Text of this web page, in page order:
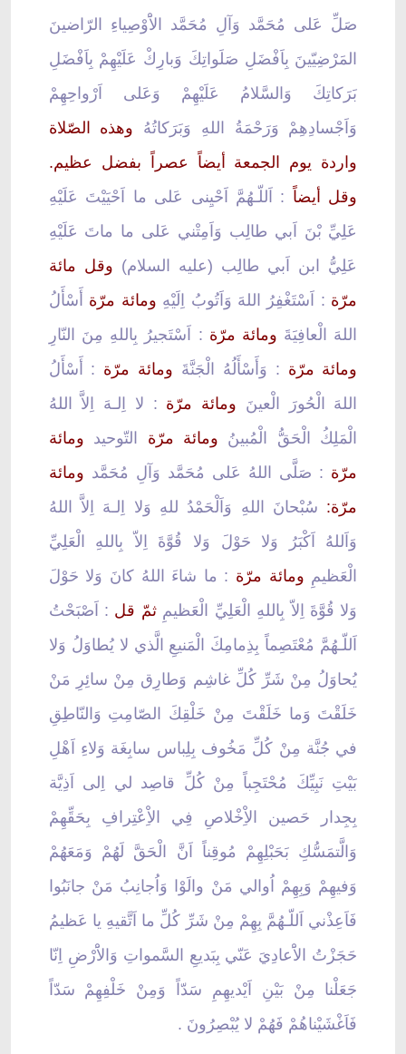
صَلِّ عَلى مُحَمَّد وَآلِ مُحَمَّد الاَْوْصِياءِ الرّاضينَ
المَرْضِيّينَ بِاَفْضَلِ صَلَواتِكَ وَبارِكْ عَلَيْهِمْ بِاَفْضَلِ
بَرَكاتِكَ وَالسَّلامُ عَلَيْهِمْ وَعَلى اَرْواحِهِمْ
وَاَجْسادِهِمْ وَرَحْمَةُ اللهِ وَبَرَكاتُهُ وهذه الصّلاة
واردة يوم الجمعة أيضاً عصراً بفضل عظيم.
وقل أيضاً : اَللّـهُمَّ اَحْيِنى عَلى ما اَحْيَيْتَ عَلَيْهِ
عَلِيِّ بْنَ اَبي طالِب وَاَمِتْني عَلى ما ماتَ عَلَيْهِ
عَلِيُّ ابن اَبي طالِب (عليه السلام) وقل مائة
مرّة : اَسْتَغْفِرُ اللهَ وَاَتُوبُ اِلَيْهِ ومائة مرّة أَسْأَلُ
اللهَ الْعافِيَةَ ومائة مرّة : اَسْتَجيرُ بِاللهِ مِنَ النّارِ
ومائة مرّة : وَأَسْأَلُهُ الْجَنَّةَ ومائة مرّة : أَسْأَلُ
اللهَ الْحُورَ الْعينَ ومائة مرّة : لا اِلـهَ اِلاَّ اللهُ
الْمَلِكُ الْحَقُّ الْمُبينُ ومائة مرّة التّوحيد ومائة
مرّة : صَلَّى اللهُ عَلى مُحَمَّد وَآلِ مُحَمَّد ومائة
مرّة: سُبْحانَ اللهِ وَاَلْحَمْدُ للهِ وَلا اِلـهَ اِلاَّ اللهُ
وَاَللهُ اَكْبَرُ وَلا حَوْلَ وَلا قُوَّةَ اِلاّ بِاللهِ الْعَلِيِّ
الْعَظيمِ ومائة مرّة : ما شاءَ اللهُ كانَ وَلا حَوْلَ
وَلا قُوَّةَ اِلاّ بِاللهِ الْعَلِيِّ الْعَظيمِ ثمّ قل : اَصْبَحْتُ
اَللّـهُمَّ مُعْتَصِماً بِذِمامِكَ الْمَنيعِ الَّذي لا يُطاوَلُ وَلا
يُحاوَلُ مِنْ شَرِّ كُلِّ غاشِم وَطارِق مِنْ سائِرِ مَنْ
خَلَقْتَ وَما خَلَقْتَ مِنْ خَلْقِكَ الصّامِتِ وَالنّاطِقِ
في جُنَّة مِنْ كُلِّ مَخُوف بِلِباس سابِغَة وَلاءِ اَهْلِ
بَيْتِ نَبِيِّكَ مُحْتَجِباً مِنْ كُلِّ قاصِد لي اِلى اَذِيَّة
بِجِدار حَصين الاِْخْلاصِ فِي الاِْعْتِرافِ بِحَقِّهِمْ
وَالَّتمَسُّكِ بَحَبْلِهِمْ مُوقِناً اَنَّ الْحَقَّ لَهُمْ وَمَعَهُمْ
وَفيهِمْ وَبِهِمْ اُوالي مَنْ والَوْا وَاُجانِبُ مَنْ جانَبُوا
فَاَعِذْني اَللّـهُمَّ بِهِمْ مِنْ شَرِّ كُلِّ ما اَتَّقيهِ يا عَظيمُ
حَجَزْتُ الاَْعادِيَ عَنّي بِبَديعِ السَّمواتِ وَالاَْرْضِ اِنّا
جَعَلْنا مِنْ بَيْنِ اَيْديهِمِ سَدّاً وَمِنْ خَلْفِهِمْ سَدّاً
فَاَغْشَيْناهُمْ فَهُمْ لا يُبْصِرُونَ .